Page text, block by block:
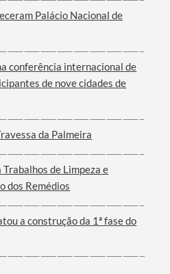
Palácio Nacional de
conferência internacional de
de nove cidades de
da Palmeira
de Limpeza e
dos Remédios
a construção da 1ª fase do